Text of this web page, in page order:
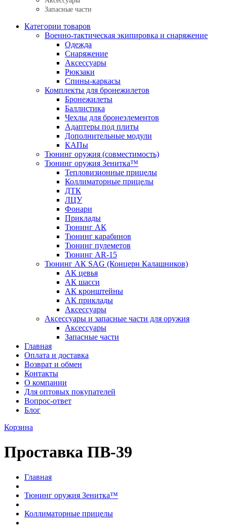
Запасные части
Категории товаров
Военно-тактическая экипировка и снаряжение
Одежда
Снаряжение
Аксессуары
Рюкзаки
Спины-каркасы
Комплекты для бронежилетов
Бронежилеты
Баллистика
Чехлы для бронеэлементов
Адаптеры под плиты
Дополнительные модули
КАПы
Тюнинг оружия (совместимость)
Тюнинг оружия Зенитка™
Тепловизионные прицелы
Коллиматорные прицелы
ДТК
ЛЦУ
Фонари
Приклады
Тюнинг АК
Тюнинг карабинов
Тюнинг пулеметов
Тюнинг AR-15
Тюнинг АК SAG (Концерн Калашников)
АК цевья
АК шасси
АК кронштейны
АК приклады
Аксессуары
Аксессуары и запасные части для оружия
Аксессуары
Запасные части
Главная
Оплата и доставка
Возврат и обмен
Контакты
О компании
Для оптовых покупателей
Вопрос-ответ
Блог
Корзина
Проставка ПВ-39
Главная
Тюнинг оружия Зенитка™
Коллиматорные прицелы